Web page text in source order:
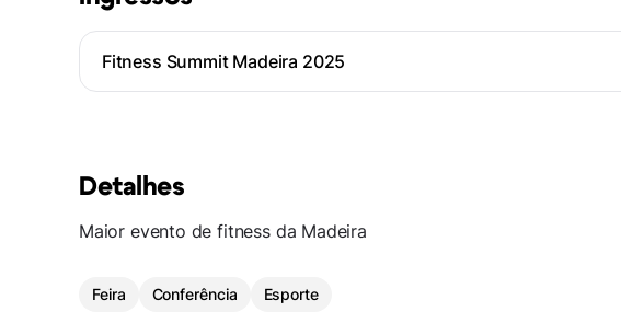
Fitness Summit Madeira 2025
Detalhes
Maior evento de fitness da Madeira
Feira Conferência Esporte